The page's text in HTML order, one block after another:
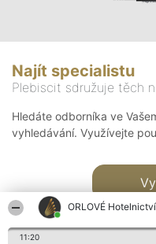
ORLOVÉ Hotelnictví
11:20
Najít specialistu
Plebiscit sdružuje těch
Hledáte odborníka ve
vyhledávání. Využívejte